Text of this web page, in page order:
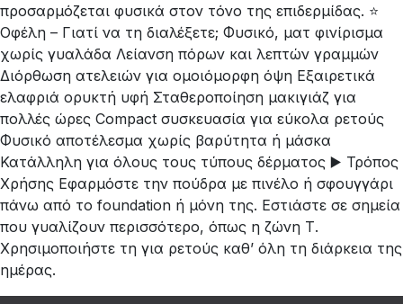
προσαρμόζεται φυσικά στον τόνο της επιδερμίδας. ⭐
Οφέλη – Γιατί να τη διαλέξετε; Φυσικό, ματ φινίρισμα
χωρίς γυαλάδα Λείανση πόρων και λεπτών γραμμών
Διόρθωση ατελειών για ομοιόμορφη όψη Εξαιρετικά
ελαφριά ορυκτή υφή Σταθεροποίηση μακιγιάζ για
πολλές ώρες Compact συσκευασία για εύκολα ρετούς
Φυσικό αποτέλεσμα χωρίς βαρύτητα ή μάσκα
Κατάλληλη για όλους τους τύπους δέρματος ▶️ Τρόπος
Χρήσης Εφαρμόστε την πούδρα με πινέλο ή σφουγγάρι
πάνω από το foundation ή μόνη της. Εστιάστε σε σημεία
που γυαλίζουν περισσότερο, όπως η ζώνη Τ.
Χρησιμοποιήστε τη για ρετούς καθ’ όλη τη διάρκεια της
ημέρας.